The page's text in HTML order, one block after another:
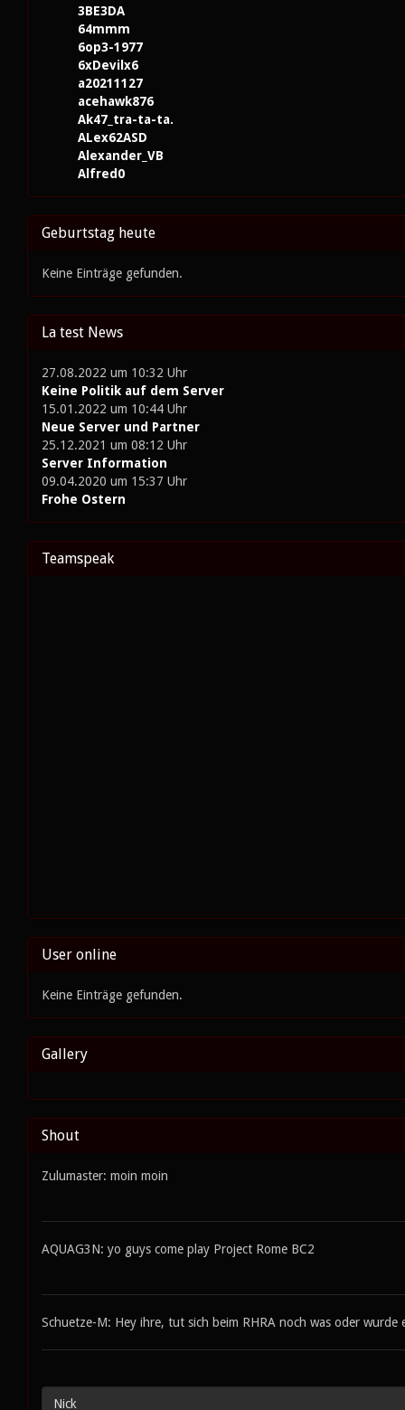
3BE3DA
64mmm
6op3-1977
6xDevilx6
a20211127
acehawk876
Ak47_tra-ta-ta.
ALex62ASD
Alexander_VB
Alfred0
Geburtstag heute
Keine Einträge gefunden.
La test News
27.08.2022 um 10:32 Uhr
Keine Politik auf dem Server
15.01.2022 um 10:44 Uhr
Neue Server und Partner
25.12.2021 um 08:12 Uhr
Server Information
09.04.2020 um 15:37 Uhr
Frohe Ostern
Teamspeak
User online
Keine Einträge gefunden.
Gallery
Shout
Zulumaster: moin moin
AQUAG3N: yo guys come play Project Rome BC2
Schuetze-M: Hey ihre, tut sich beim RHRA noch was oder wurde